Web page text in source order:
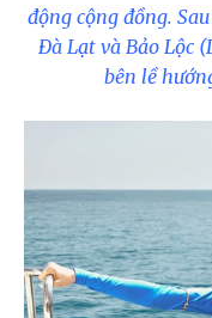
động cộng đồng.
Đà Lạt và Bảo Lộc
bên lề